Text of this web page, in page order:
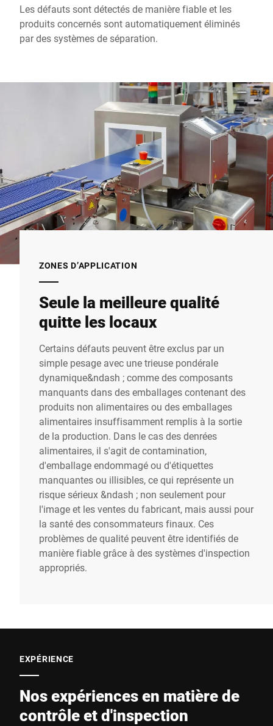
Les défauts sont détectés de manière fiable et les
produits concernés sont automatiquement éliminés
par des systèmes de séparation.
ZONES D’APPLICATION
Seule la meilleure qualité
quitte les locaux
Certains défauts peuvent être exclus par un
simple pesage avec une trieuse pondérale
dynamique&ndash ; comme des composants
manquants dans des emballages contenant des
produits non alimentaires ou des emballages
alimentaires insuffisamment remplis à la sortie
de la production. Dans le cas des denrées
alimentaires, il s'agit de contamination,
d'emballage endommagé ou d'étiquettes
manquantes ou illisibles, ce qui représente un
risque sérieux &ndash ; non seulement pour
l'image et les ventes du fabricant, mais aussi pour
la santé des consommateurs finaux. Ces
problèmes de qualité peuvent être identifiés de
manière fiable grâce à des systèmes d'inspection
appropriés.
EXPÉRIENCE
Nos expériences en matière de
contrôle et d'inspection